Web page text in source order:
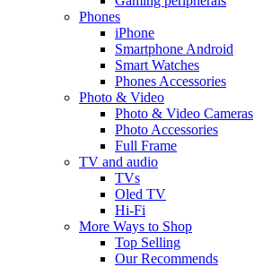
Phones
iPhone
Smartphone Android
Smart Watches
Phones Accessories
Photo & Video
Photo & Video Cameras
Photo Accessories
Full Frame
TV and audio
TVs
Oled TV
Hi-Fi
More Ways to Shop
Top Selling
Our Recommends